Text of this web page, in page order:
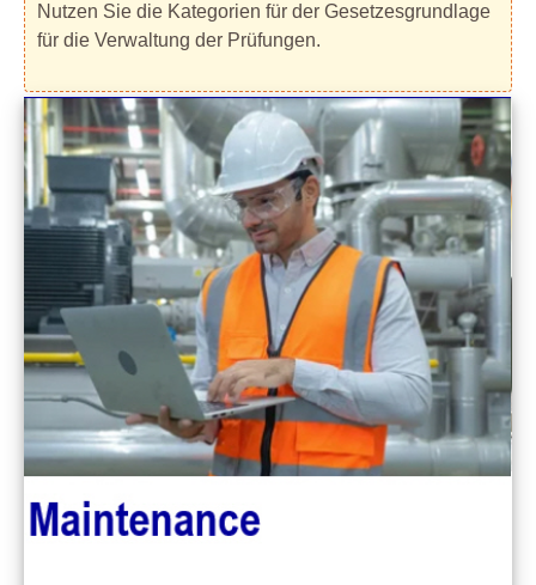
Nutzen Sie die Kategorien für der Gesetzesgrundlage
für die Verwaltung der Prüfungen.